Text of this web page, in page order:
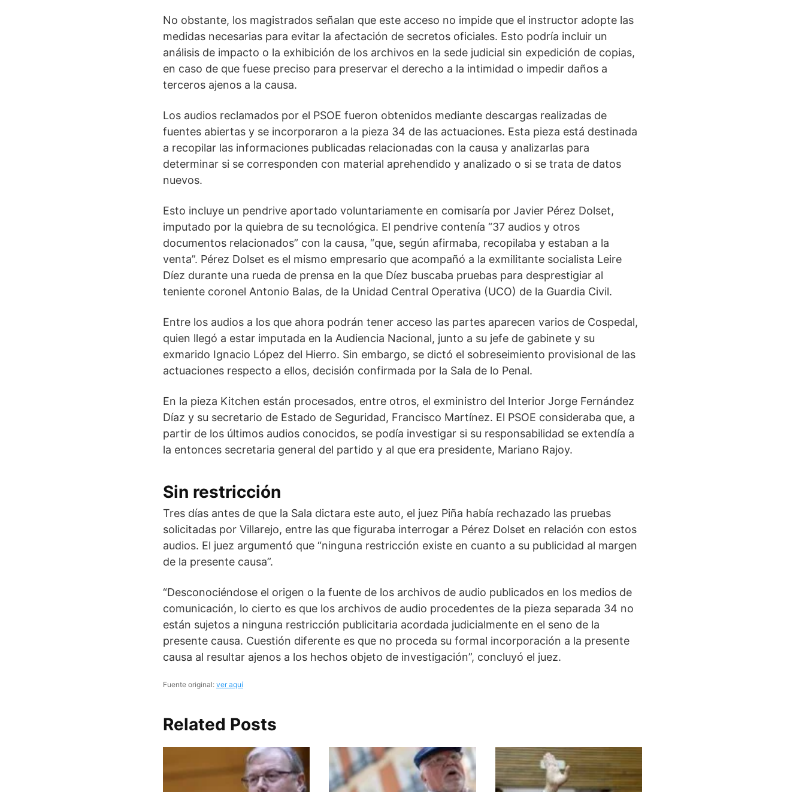
No obstante, los magistrados señalan que este acceso no impide que el instructor adopte las
medidas necesarias para evitar la afectación de secretos oficiales. Esto podría incluir un
análisis de impacto o la exhibición de los archivos en la sede judicial sin expedición de copias,
en caso de que fuese preciso para preservar el derecho a la intimidad o impedir daños a
terceros ajenos a la causa.
Los audios reclamados por el PSOE fueron obtenidos mediante descargas realizadas de
fuentes abiertas y se incorporaron a la pieza 34 de las actuaciones. Esta pieza está destinada
a recopilar las informaciones publicadas relacionadas con la causa y analizarlas para
determinar si se corresponden con material aprehendido y analizado o si se trata de datos
nuevos.
Esto incluye un pendrive aportado voluntariamente en comisaría por Javier Pérez Dolset,
imputado por la quiebra de su tecnológica. El pendrive contenía “37 audios y otros
documentos relacionados” con la causa, “que, según afirmaba, recopilaba y estaban a la
venta”. Pérez Dolset es el mismo empresario que acompañó a la exmilitante socialista Leire
Díez durante una rueda de prensa en la que Díez buscaba pruebas para desprestigiar al
teniente coronel Antonio Balas, de la Unidad Central Operativa (UCO) de la Guardia Civil.
Entre los audios a los que ahora podrán tener acceso las partes aparecen varios de Cospedal,
quien llegó a estar imputada en la Audiencia Nacional, junto a su jefe de gabinete y su
exmarido Ignacio López del Hierro. Sin embargo, se dictó el sobreseimiento provisional de las
actuaciones respecto a ellos, decisión confirmada por la Sala de lo Penal.
En la pieza Kitchen están procesados, entre otros, el exministro del Interior Jorge Fernández
Díaz y su secretario de Estado de Seguridad, Francisco Martínez. El PSOE consideraba que, a
partir de los últimos audios conocidos, se podía investigar si su responsabilidad se extendía a
la entonces secretaria general del partido y al que era presidente, Mariano Rajoy.
Sin restricción
Tres días antes de que la Sala dictara este auto, el juez Piña había rechazado las pruebas
solicitadas por Villarejo, entre las que figuraba interrogar a Pérez Dolset en relación con estos
audios. El juez argumentó que “ninguna restricción existe en cuanto a su publicidad al margen
de la presente causa”.
“Desconociéndose el origen o la fuente de los archivos de audio publicados en los medios de
comunicación, lo cierto es que los archivos de audio procedentes de la pieza separada 34 no
están sujetos a ninguna restricción publicitaria acordada judicialmente en el seno de la
presente causa. Cuestión diferente es que no proceda su formal incorporación a la presente
causa al resultar ajenos a los hechos objeto de investigación”, concluyó el juez.
Fuente original: ver aquí
Related Posts